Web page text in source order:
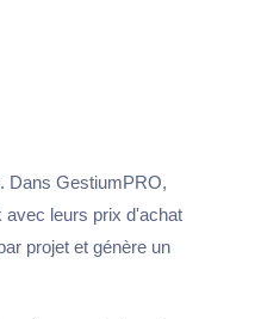
Dans GestiumPRO,
leurs prix d'achat
projet et génère un